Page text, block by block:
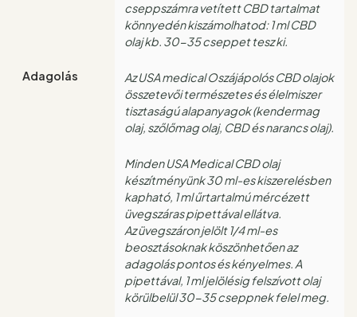
Adagolás
cseppszámra vetített CBD tartalmat
könnyedén kiszámolhatod: 1 ml CBD
olaj kb. 30-35 cseppet tesz ki.
Az USA medical Oszájápolós CBD olajok
összetevői természetes és élelmiszer
tisztaságú alapanyagok (kendermag
olaj, szőlőmag olaj, CBD és narancs olaj).
Minden USA Medical CBD olaj
készítményünk 30 ml-es kiszerelésben
kapható, 1 ml űrtartalmú mércézett
üvegszáras pipettával ellátva.
Az üvegszáron jelölt 1/4 ml-es
beosztásoknak köszönhetően az
adagolás pontos és kényelmes. A
pipettával, 1 ml jelölésig felszívott olaj
körülbelül 30-35 cseppnek felel meg.